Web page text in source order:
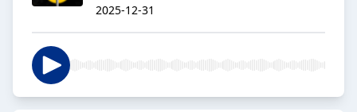
2025-12-31